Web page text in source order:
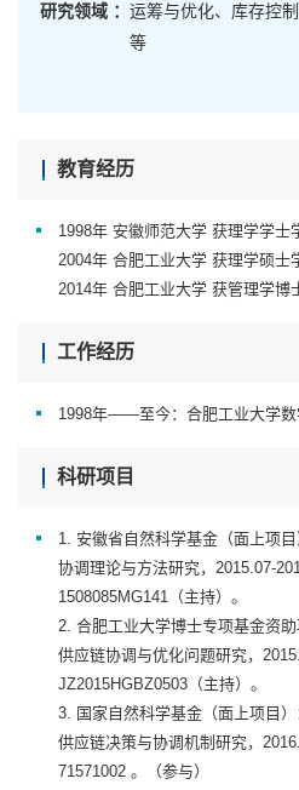
研究领域 ： 运筹与优化、库存控
等
教育经历
1998年 安徽师范大学 获理学学士
2004年 合肥工业大学 获理学硕士
2014年 合肥工业大学 获管理学博
工作经历
1998年——至今：合肥工业大学数
科研项目
1. 安徽省自然科学基金（面上项
协调理论与方法研究，2015.07-
1508085MG141（主持）。
2. 合肥工业大学博士专项基金资
供应链协调与优化问题研究，
JZ2015HGBZ0503（主持）。
3. 国家自然科学基金（面上项目
供应链决策与协调机制研究，
71571002 。（参与）